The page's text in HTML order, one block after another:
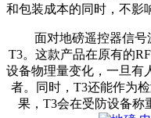
和包装成本的同时，不影
面对地磅遥控器信号
T3。这款产品在原有的
设备物理量变化，一旦有
者。同时，T3还能作为
果，T3会在受防设备称